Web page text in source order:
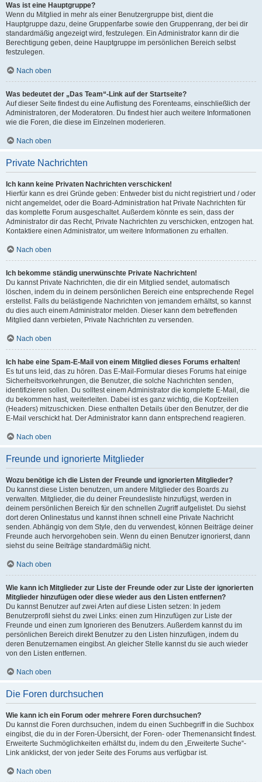
Was ist eine Hauptgruppe?
Wenn du Mitglied in mehr als einer Benutzergruppe bist, dient die
Hauptgruppe dazu, deine Gruppenfarbe sowie den Gruppenrang, der bei dir
standardmäßig angezeigt wird, festzulegen. Ein Administrator kann dir die
Berechtigung geben, deine Hauptgruppe im persönlichen Bereich selbst
festzulegen.
Nach oben
Was bedeutet der „Das Team“-Link auf der Startseite?
Auf dieser Seite findest du eine Auflistung des Forenteams, einschließlich der
Administratoren, der Moderatoren. Du findest hier auch weitere Informationen
wie die Foren, die diese im Einzelnen moderieren.
Nach oben
Private Nachrichten
Ich kann keine Privaten Nachrichten verschicken!
Hierfür kann es drei Gründe geben: Entweder bist du nicht registriert und / oder
nicht angemeldet, oder die Board-Administration hat Private Nachrichten für
das komplette Forum ausgeschaltet. Außerdem könnte es sein, dass der
Administrator dir das Recht, Private Nachrichten zu verschicken, entzogen hat.
Kontaktiere einen Administrator, um weitere Informationen zu erhalten.
Nach oben
Ich bekomme ständig unerwünschte Private Nachrichten!
Du kannst Private Nachrichten, die dir ein Mitglied sendet, automatisch
löschen, indem du in deinem persönlichen Bereich eine entsprechende Regel
erstellst. Falls du belästigende Nachrichten von jemandem erhältst, so kannst
du dies auch einem Administrator melden. Dieser kann dem betreffenden
Mitglied dann verbieten, Private Nachrichten zu versenden.
Nach oben
Ich habe eine Spam-E-Mail von einem Mitglied dieses Forums erhalten!
Es tut uns leid, das zu hören. Das E-Mail-Formular dieses Forums hat einige
Sicherheitsvorkehrungen, die Benutzer, die solche Nachrichten senden,
identifizieren sollen. Du solltest einem Administrator die komplette E-Mail, die
du bekommen hast, weiterleiten. Dabei ist es ganz wichtig, die Kopfzeilen
(Headers) mitzuschicken. Diese enthalten Details über den Benutzer, der die
E-Mail verschickt hat. Der Administrator kann dann entsprechend reagieren.
Nach oben
Freunde und ignorierte Mitglieder
Wozu benötige ich die Listen der Freunde und ignorierten Mitglieder?
Du kannst diese Listen benutzen, um andere Mitglieder des Boards zu
verwalten. Mitglieder, die du deiner Freundesliste hinzufügst, werden in
deinem persönlichen Bereich für den schnellen Zugriff aufgelistet. Du siehst
dort deren Onlinestatus und kannst ihnen schnell eine Private Nachricht
senden. Abhängig von dem Style, den du verwendest, können Beiträge deiner
Freunde auch hervorgehoben sein. Wenn du einen Benutzer ignorierst, dann
siehst du seine Beiträge standardmäßig nicht.
Nach oben
Wie kann ich Mitglieder zur Liste der Freunde oder zur Liste der ignorierten
Mitglieder hinzufügen oder diese wieder aus den Listen entfernen?
Du kannst Benutzer auf zwei Arten auf diese Listen setzen: In jedem
Benutzerprofil siehst du zwei Links: einen zum Hinzufügen zur Liste der
Freunde und einen zum Ignorieren des Benutzers. Außerdem kannst du im
persönlichen Bereich direkt Benutzer zu den Listen hinzufügen, indem du
deren Benutzernamen eingibst. An gleicher Stelle kannst du sie auch wieder
von den Listen entfernen.
Nach oben
Die Foren durchsuchen
Wie kann ich ein Forum oder mehrere Foren durchsuchen?
Du kannst die Foren durchsuchen, indem du einen Suchbegriff in die Suchbox
eingibst, die du in der Foren-Übersicht, der Foren- oder Themenansicht findest.
Erweiterte Suchmöglichkeiten erhältst du, indem du den „Erweiterte Suche“-
Link anklickst, der von jeder Seite des Forums aus verfügbar ist.
Nach oben